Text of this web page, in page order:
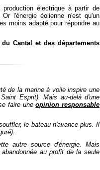
électrique à partir de
Or l'énergie éolienne n'est qu'un
moins adapté pour répondre au
Cantal et des départements
de la marine à voile inspire une
Esprit). Mais au-delà d'une
faire uneopinion responsable
le bateau n'avance plus. Il
autre source d'énergie. Mais
au profit de la seule